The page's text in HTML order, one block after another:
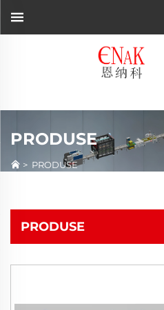
PRODUSE
> PRODUSE
PRODUSE